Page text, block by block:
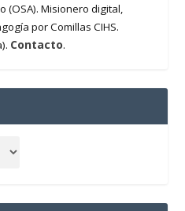
(OSA). Misionero digital,
por Comillas CIHS.
Contacto.